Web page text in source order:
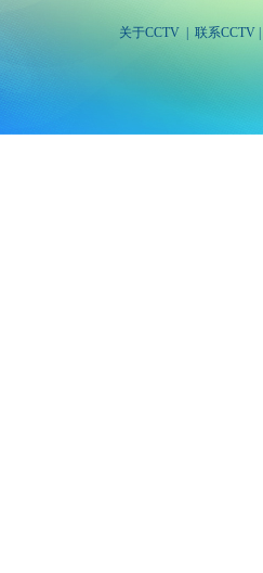
关于CCTV 联系CCTV